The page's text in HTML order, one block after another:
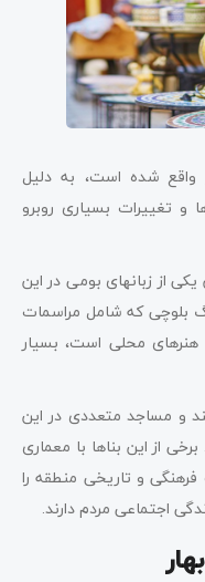
شده است، به دلیل
و تغییرات بسیاری روبرو
از زبانهای بومی در این
بلوچی که شامل مراسمات
محلی است، بسیار
و مساجد متعددی در این
از این بناها با معماری
و تاریخی منطقه را
اجتماعی مردم دارند.